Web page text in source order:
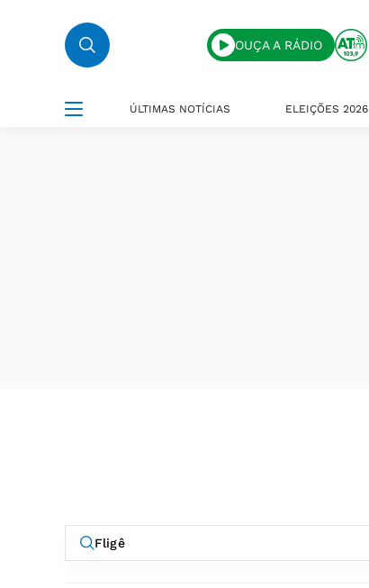
OUÇA A RÁDIO
ÚLTIMAS NOTÍCIAS ELEIÇÕES 2026